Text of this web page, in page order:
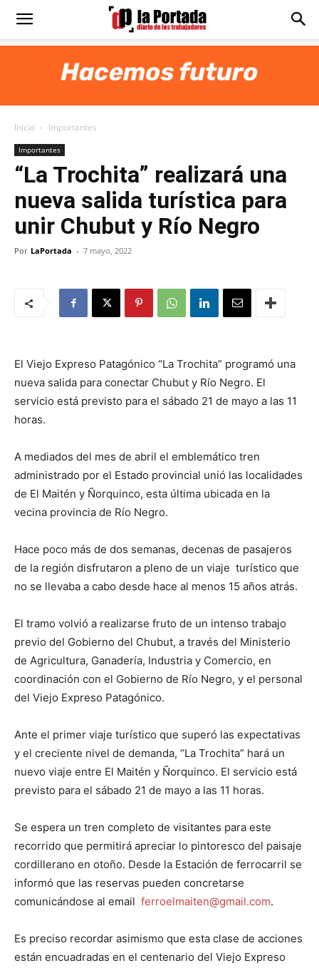
Diario
Portada
Inicio Importantes
Importantes
“La Trochita” realizará una
nueva salida turística para
unir Chubut y Río Negro
Por LaPortada - 7 mayo, 2022
El Viejo Expreso Patagónico “La Trochita” programó una
nueva salida para conectar Chubut y Río Negro. El
servicio está previsto para el sábado 21 de mayo a las 11
horas.
A mediados del mes de abril el emblemático tren
administrado por el Estado provincial unió las localidades
de El Maitén y Ñorquinco, esta última ubicada en la
vecina provincia de Río Negro.
Hace poco más de dos semanas, decenas de pasajeros
de la región disfrutaron a pleno de un viaje turístico que
no se llevaba a cabo desde hace al menos 15 años atrás.
El tramo volvió a realizarse fruto de un intenso trabajo
previo del Gobierno del Chubut, a través del Ministerio
de Agricultura, Ganadería, Industria y Comercio, en
coordinación con el Gobierno de Río Negro, y el personal
del Viejo Expreso Patagónico.
Ante el primer viaje turístico que superó las expectativas
y el creciente nivel de demanda, “La Trochita” hará un
nuevo viaje entre El Maitén y Ñorquinco. El servicio está
previsto para el sábado 21 de mayo a las 11 horas.
Se espera un tren completo de visitantes para este
recorrido que permitirá apreciar lo pintoresco del paisaje
cordillerano en otoño. Desde la Estación de ferrocarril se
informó que las reservas pueden concretarse
comunicándose al email ferroelmaiten@gmail.com.
Es preciso recordar asimismo que esta clase de acciones
están encuadradas en el centenario del Viejo Expreso